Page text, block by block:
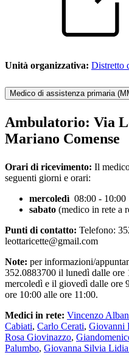
Unità organizzativa: Distretto
Medico di assistenza primaria
Ambulatorio: Via
Mariano Comense
Orari di ricevimento: Il
seguenti giorni e orari:
mercoledì 08:00 - 10:00
sabato (medico in rete a
Punti di contatto: Telefono:
leottaricette@gmail.com
Note: per informazioni/
352.0883700 il lunedì dalle ore
mercoledì e il giovedì dalle ore
ore 10:00 alle ore 11:00.
Medici in rete: Vincenzo
Cabiati, Carlo Cerati, Giovanni
Rosa Giovinazzo,
Palumbo, Giovanna Silvia